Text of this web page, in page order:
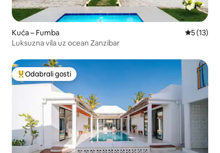
Kuća – Fumba Prosječna
5 (13)
Luksuzna vila uz ocean Zanzibar
Među najviše rangiranima s oznakom „Odabrali gosti”
Odabrali gosti